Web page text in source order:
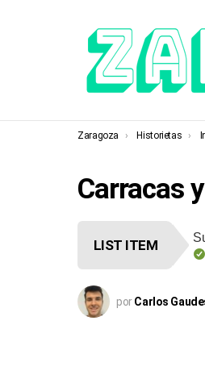
You are here:
Zaragoza Historietas
Carracas
LIST ITEM
por Carlos